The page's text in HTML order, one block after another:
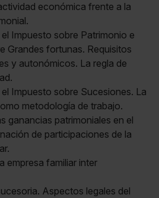
económica frente a la
Impuesto sobre Patrimonio e
Grandes fortunas. Requisitos
y autonómicos. La regla de
Impuesto sobre Sucesiones. La
metodología de trabajo.
ganancias patrimoniales en el
de participaciones de la
empresa familiar inter
Aspectos legales del